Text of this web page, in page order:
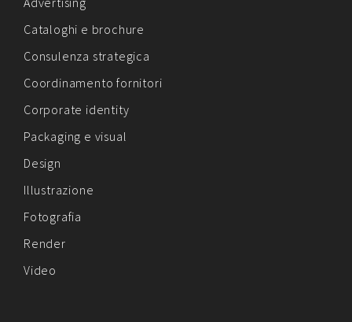
Cataloghi e brochure
Consulenza strategica
Coordinamento fornitori
Corporate identity
Packaging e visual
Design
Illustrazione
Fotografia
Render
Video